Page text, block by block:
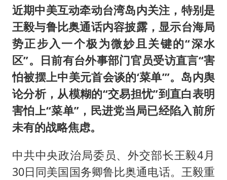
近期中美互动牵动台湾岛内关注，特别是
王毅与鲁比奥通话内容披露，显示台海局
势正步入一个极为微妙且关键的“深水
区”。日前有台外事部门官员受访直言“害
怕被摆上中美元首会谈的‘菜单’”。岛内舆
论分析，从模糊的“交易担忧”到直白表明
害怕上“菜单”，民进党当局已经陷入前所
未有的战略焦虑。
中共中央政治局委员、外交部长王毅4月
30日同美国国务卿鲁比奥通电话。王毅重